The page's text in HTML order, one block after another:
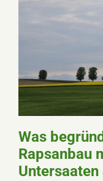
Was
Rapsanbau